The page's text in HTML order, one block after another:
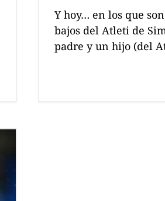
Y hoy… en los que
bajos del Atleti de
padre y un hijo (del